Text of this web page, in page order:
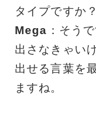
タイプですか？
Mega ：そう
出さなきゃい
出せる言葉を
ますね。